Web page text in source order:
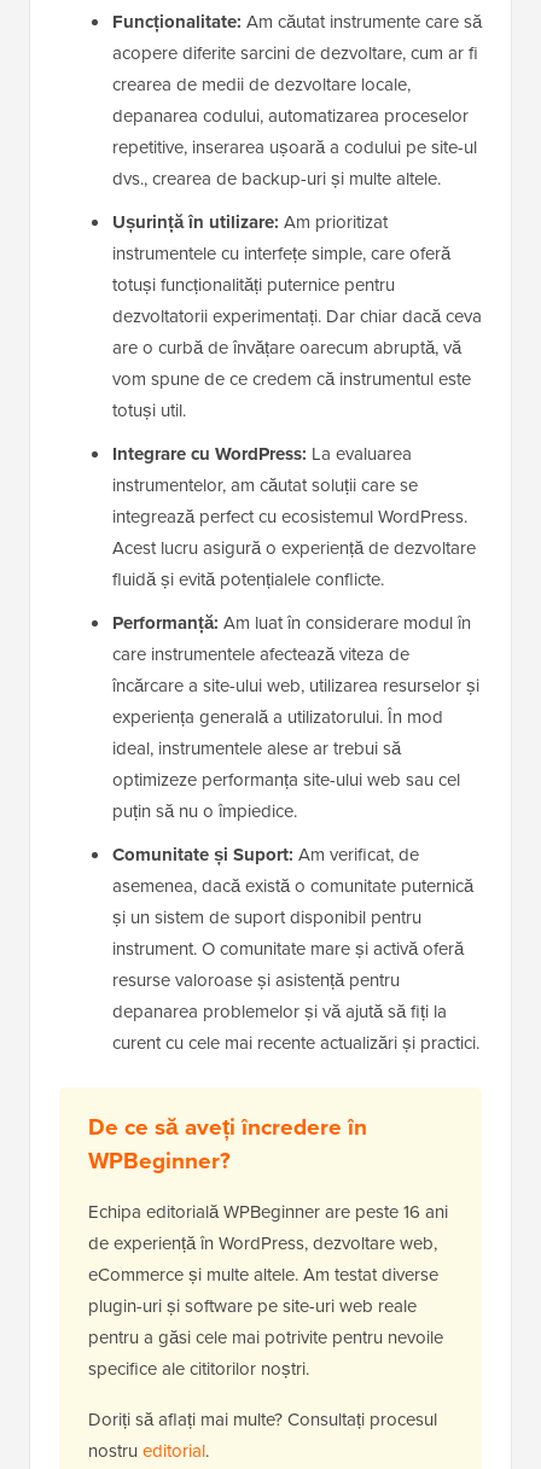
Funcționalitate: Am căutat instrumente care să
acopere diferite sarcini de dezvoltare, cum ar fi
crearea de medii de dezvoltare locale,
depanarea codului, automatizarea proceselor
repetitive, inserarea ușoară a codului pe site-ul
dvs., crearea de backup-uri și multe altele.
Ușurință în utilizare: Am prioritizat
instrumentele cu interfețe simple, care oferă
totuși funcționalități puternice pentru
dezvoltatorii experimentați. Dar chiar dacă ceva
are o curbă de învățare oarecum abruptă, vă
vom spune de ce credem că instrumentul este
totuși util.
Integrare cu WordPress: La evaluarea
instrumentelor, am căutat soluții care se
integrează perfect cu ecosistemul WordPress.
Acest lucru asigură o experiență de dezvoltare
fluidă și evită potențialele conflicte.
Performanță: Am luat în considerare modul în
care instrumentele afectează viteza de
încărcare a site-ului web, utilizarea resurselor și
experiența generală a utilizatorului. În mod
ideal, instrumentele alese ar trebui să
optimizeze performanța site-ului web sau cel
puțin să nu o împiedice.
Comunitate și Suport: Am verificat, de
asemenea, dacă există o comunitate puternică
și un sistem de suport disponibil pentru
instrument. O comunitate mare și activă oferă
resurse valoroase și asistență pentru
depanarea problemelor și vă ajută să fiți la
curent cu cele mai recente actualizări și practici.
De ce să aveți încredere în
WPBeginner?
Echipa editorială WPBeginner are peste 16 ani
de experiență în WordPress, dezvoltare web,
eCommerce și multe altele. Am testat diverse
plugin-uri și software pe site-uri web reale
pentru a găsi cele mai potrivite pentru nevoile
specifice ale cititorilor noștri.
Doriți să aflați mai multe? Consultați procesul
nostru editorial.